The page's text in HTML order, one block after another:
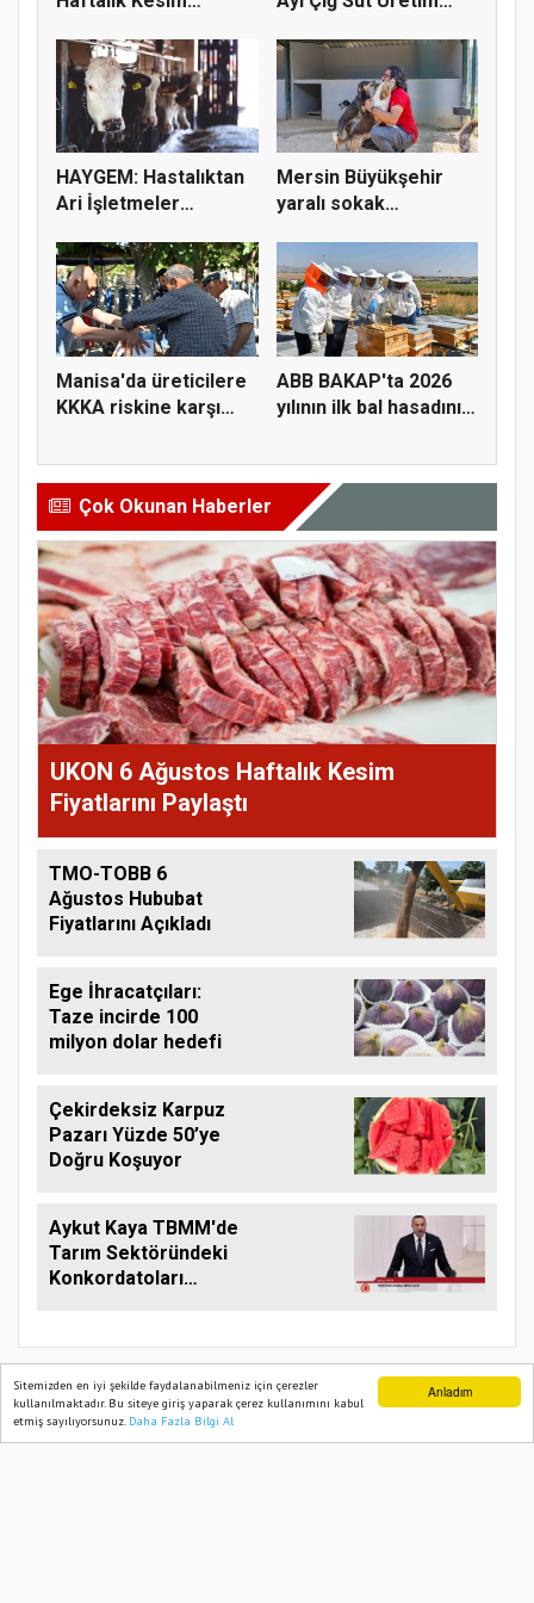
Anladım
Sitemizden en iyi şekilde faydalanabilmeniz için çerezler
kullanılmaktadır. Bu siteye giriş yaparak çerez kullanımını kabul
etmiş sayılıyorsunuz. Daha Fazla Bilgi Al
HAYGEM: Hastalıktan
Ari İşletmeler
Mersin Büyükşehir
yaralı sokak
Manisa'da üreticilere
KKKA riskine karşı
ABB BAKAP'ta 2026
yılının ilk bal hasadını
Çok Okunan Haberler
UKON 6 Ağustos Haftalık Kesim
Fiyatlarını Paylaştı
TMO-TOBB 6
Ağustos Hububat
Fiyatlarını Açıkladı
Ege İhracatçıları:
Taze incirde 100
milyon dolar hedefi
Çekirdeksiz Karpuz
Pazarı Yüzde 50’ye
Doğru Koşuyor
Aykut Kaya TBMM'de
Tarım Sektöründeki
Konkordatoları
TARIM PUSULASI
Ana Sayfa Web TV